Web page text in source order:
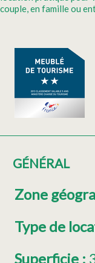
couple, en famille ou
GÉNÉRAL
Zone
Type de
Superficie :